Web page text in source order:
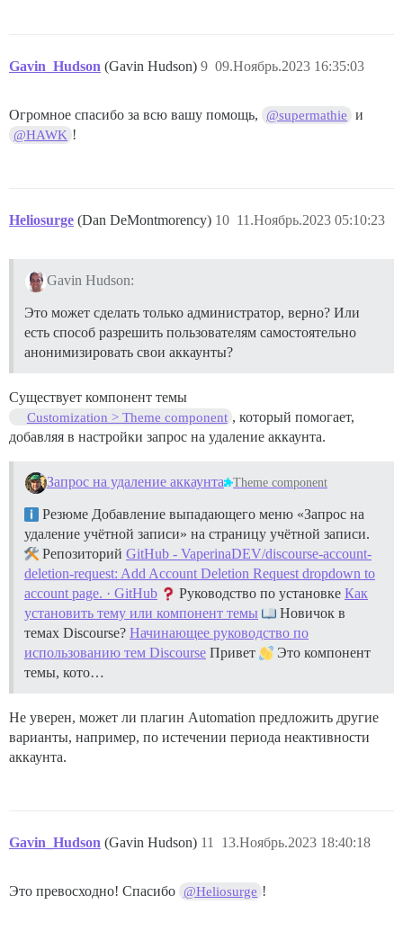
Gavin_Hudson (Gavin Hudson) 09.Ноябрь.2023 16:35:03
9
Огромное спасибо за всю вашу помощь, @supermathie и
@HAWK !
Heliosurge (Dan DeMontmorency) 11.Ноябрь.2023 05:10:23
10
Gavin Hudson:
Это может сделать только администратор, верно? Или
есть способ разрешить пользователям самостоятельно
анонимизировать свои аккаунты?
Существует компонент темы
Customization > Theme component , который помогает,
добавляя в настройки запрос на удаление аккаунта.
Запрос на удаление аккаунта Theme component
Резюме Добавление выпадающего меню «Запрос на
удаление учётной записи» на страницу учётной записи.
Репозиторий GitHub - VaperinaDEV/discourse-account-
deletion-request: Add Account Deletion Request dropdown to
account page. · GitHub
Руководство по установке Как
установить тему или компонент темы
Новичок в
темах Discourse? Начинающее руководство по
использованию тем Discourse Привет
Это компонент
темы, кото…
Не уверен, может ли плагин Automation предложить другие
варианты, например, по истечении периода неактивности
аккаунта.
Gavin_Hudson (Gavin Hudson) 13.Ноябрь.2023 18:40:18
11
Это превосходно! Спасибо @Heliosurge !